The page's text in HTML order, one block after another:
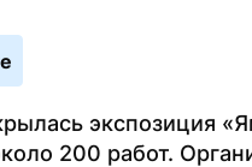
экспозиция
200 работ.